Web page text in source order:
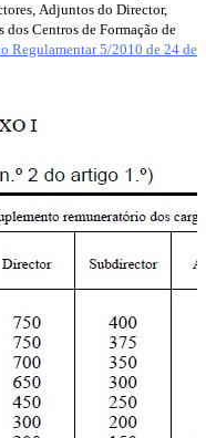
Adjuntos do Director,
Centros de Formação de
Regulamentar 5/2010 de 24 de